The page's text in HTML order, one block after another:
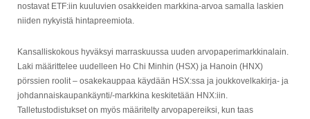
nostavat ETF:iin kuuluvien osakkeiden markkina-arvoa samalla laskien
niiden nykyistä hintapreemiota.
Kansalliskokous hyväksyi marraskuussa uuden arvopaperimarkkinalain.
Laki määrittelee uudelleen Ho Chi Minhin (HSX) ja Hanoin (HNX)
pörssien roolit – osakekauppaa käydään HSX:ssa ja joukkovelkakirja- ja
johdannaiskaupankäynti/-markkina keskitetään HNX:iin.
Talletustodistukset on myös määritelty arvopapereiksi, kun taas